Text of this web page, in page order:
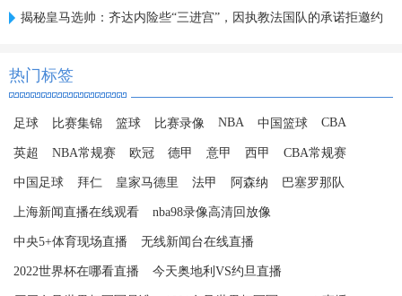
揭秘皇马选帅：齐达内险些“三进宫”，因执教法国队的承诺拒邀约
热门标签
足球 比赛集锦 篮球 比赛录像 NBA 中国篮球 CBA
英超 NBA常规赛 欧冠 德甲 意甲 西甲 CBA常规赛
中国足球 拜仁 皇家马德里 法甲 阿森纳 巴塞罗那队
上海新闻直播在线观看 nba98录像高清回放像
中央5+体育现场直播 无线新闻台在线直播
2022世界杯在哪看直播 今天奥地利VS约旦直播